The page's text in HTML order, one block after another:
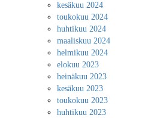
kesäkuu 2024
toukokuu 2024
huhtikuu 2024
maaliskuu 2024
helmikuu 2024
elokuu 2023
heinäkuu 2023
kesäkuu 2023
toukokuu 2023
huhtikuu 2023